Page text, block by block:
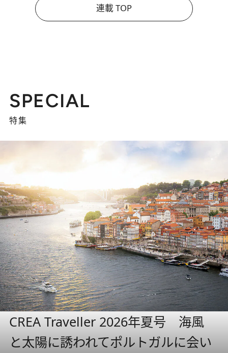
連載 TOP
SPECIAL
特集
CREA Traveller 2026年夏号 海風
と太陽に誘われてポルトガルに会い